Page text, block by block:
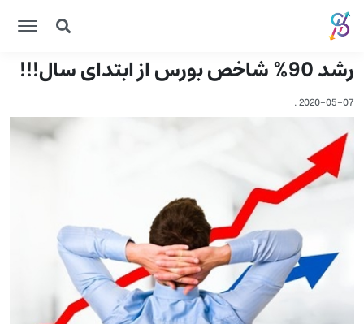
رشد 90% شاخص بورس از ابتدای سال!!!
2020-05-07
.